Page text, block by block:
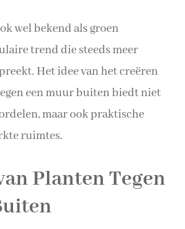
wel bekend als groen
trend die steeds meer
Het idee van het creëren
een muur buiten biedt niet
maar ook praktische
ruimtes.
Planten Tegen